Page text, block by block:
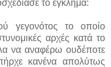
το έγκλημα:
γεγονότος το οποίο
αρχές κατά το
να αναφέρω ουδέποτε
κανένα απολύτως